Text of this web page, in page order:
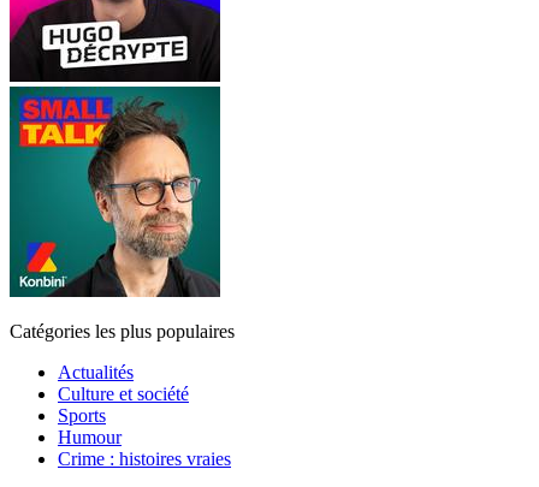
Catégories les plus populaires
Actualités
Culture et société
Sports
Humour
Crime : histoires vraies